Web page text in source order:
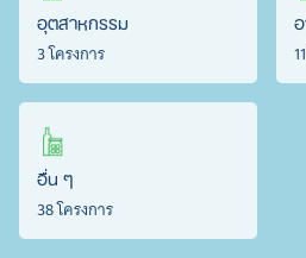
อุตสาหกรรม
3 โครงการ
อื่น ๆ
38 โครงการ